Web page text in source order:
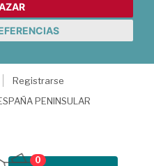
Registrarse
PENINSULAR
0